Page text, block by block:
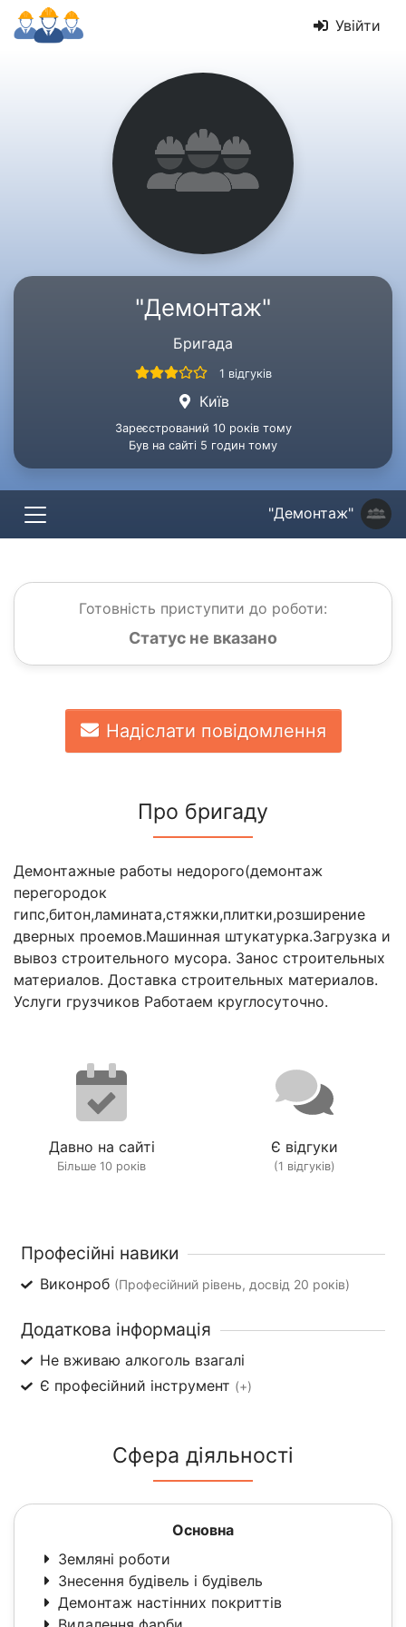
Увійти
"Демонтаж"
Бригада
1 відгуків
Київ
Зареєстрований 10 років тому
Був на сайті 5 годин тому
"Демонтаж"
Готовність приступити до роботи:
Статус не вказано
Надіслати повідомлення
Про бригаду
Демонтажные работы недорого(демонтаж
перегородок
гипс,битон,ламината,стяжки,плитки,розширение
дверных проемов.Машинная штукатурка.Загрузка и
вывоз строительного мусора. Занос строительных
материалов. Доставка строительных материалов.
Услуги грузчиков Работаем круглосуточно.
Давно на сайті
Більше 10 років
Є відгуки
(1 відгуків)
Професійні навики
Виконроб (Професійний рівень, досвід 20 років)
Додаткова інформація
Не вживаю алкоголь взагалі
Є професійний інструмент (+)
Сфера діяльності
Основна
Земляні роботи
Знесення будівель і будівель
Демонтаж настінних покриттів